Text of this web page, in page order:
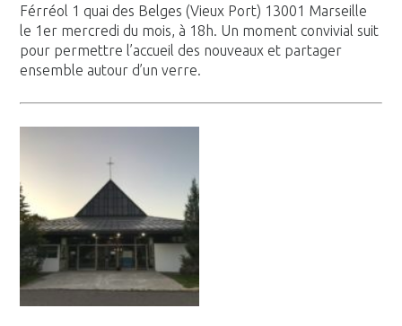
Férréol 1 quai des Belges (Vieux Port) 13001 Marseille
le 1er mercredi du mois, à 18h. Un moment convivial suit
pour permettre l’accueil des nouveaux et partager
ensemble autour d’un verre.